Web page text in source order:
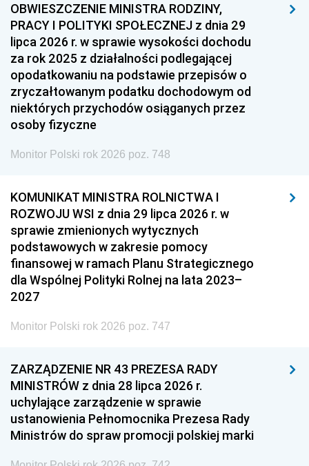
OBWIESZCZENIE MINISTRA RODZINY,
PRACY I POLITYKI SPOŁECZNEJ z dnia 29
lipca 2026 r. w sprawie wysokości dochodu
za rok 2025 z działalności podlegającej
opodatkowaniu na podstawie przepisów o
zryczałtowanym podatku dochodowym od
niektórych przychodów osiąganych przez
osoby fizyczne
Monitor Polski rok 2026 poz. 748
KOMUNIKAT MINISTRA ROLNICTWA I
ROZWOJU WSI z dnia 29 lipca 2026 r. w
sprawie zmienionych wytycznych
podstawowych w zakresie pomocy
finansowej w ramach Planu Strategicznego
dla Wspólnej Polityki Rolnej na lata 2023–
2027
Monitor Polski rok 2026 poz. 747
ZARZĄDZENIE NR 43 PREZESA RADY
MINISTRÓW z dnia 28 lipca 2026 r.
uchylające zarządzenie w sprawie
ustanowienia Pełnomocnika Prezesa Rady
Ministrów do spraw promocji polskiej marki